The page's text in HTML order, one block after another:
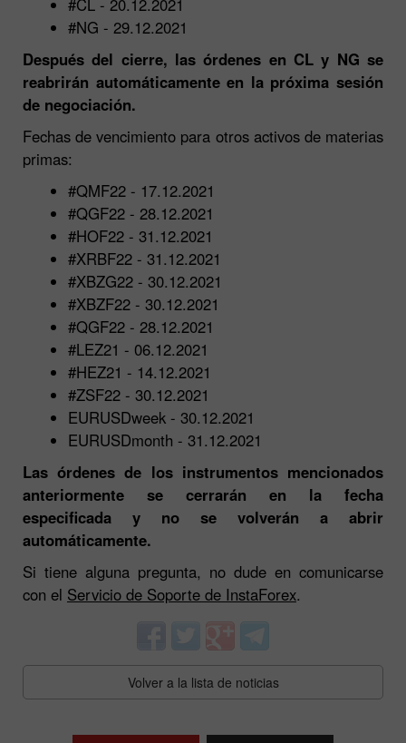
#CL - 20.12.2021
#NG - 29.12.2021
Después del cierre, las órdenes en CL y NG se
reabrirán automáticamente en la próxima sesión
de negociación.
Fechas de vencimiento para otros activos de materias
primas:
#QMF22 - 17.12.2021
#QGF22 - 28.12.2021
#HOF22 - 31.12.2021
#XRBF22 - 31.12.2021
#XBZG22 - 30.12.2021
#XBZF22 - 30.12.2021
#QGF22 - 28.12.2021
#LEZ21 - 06.12.2021
#HEZ21 - 14.12.2021
#ZSF22 - 30.12.2021
EURUSDweek - 30.12.2021
EURUSDmonth - 31.12.2021
Las órdenes de los instrumentos mencionados
anteriormente se cerrarán en la fecha
especificada y no se volverán a abrir
automáticamente.
Si tiene alguna pregunta, no dude en comunicarse
con el Servicio de Soporte de InstaForex.
Volver a la lista de noticias